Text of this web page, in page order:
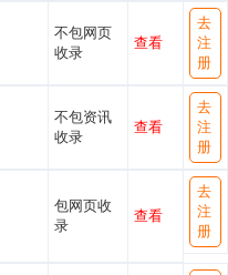
不包网页
收录
查看
去
注
册
不包资讯
收录
查看
去
注
册
包网页收
录
查看
去
注
册